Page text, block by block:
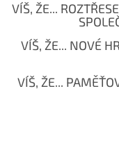
VÍŠ, ŽE...
VÍŠ, ŽE... NOVÉ
VÍŠ, ŽE...